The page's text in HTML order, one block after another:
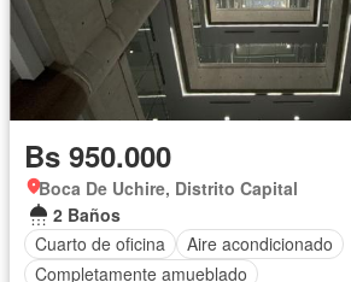
Bs 950.000
Boca De Uchire, Distrito Capital
2 Baños
Cuarto de oficina
Aire acondicionado
Completamente amueblado